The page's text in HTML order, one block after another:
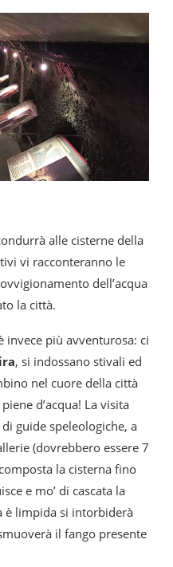
alle cisterne della
vi racconteranno le
dell’acqua
la città.
invece più avventurosa: ci
, si indossano stivali ed
nel cuore della città
d’acqua! La visita
guide speleologiche, a
(dovrebbero essere 7
la cisterna fino
e mo’ di cascata la
è limpida si intorbiderà
il fango presente